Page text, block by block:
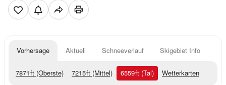
Vorhersage Aktuell Schneeverlauf Skigebiet Info
7871ft (Oberste) 7215ft (Mittel) 6559ft (Tal) Wetterkarten